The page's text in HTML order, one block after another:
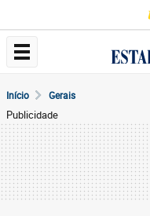
Início Gerais
Publicidade